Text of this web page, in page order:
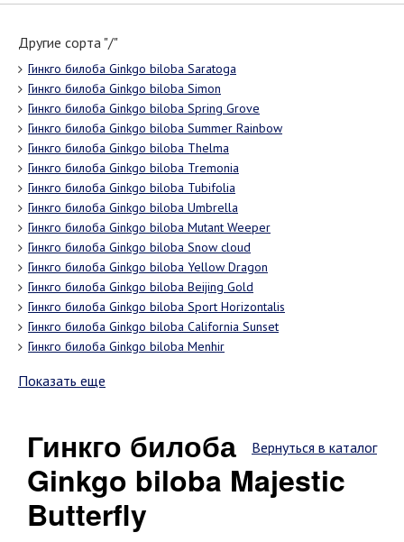
Другие сорта "/"
Гинкго билоба Ginkgo biloba Saratoga
Гинкго билоба Ginkgo biloba Simon
Гинкго билоба Ginkgo biloba Spring Grove
Гинкго билоба Ginkgo biloba Summer Rainbow
Гинкго билоба Ginkgo biloba Thelma
Гинкго билоба Ginkgo biloba Tremonia
Гинкго билоба Ginkgo biloba Tubifolia
Гинкго билоба Ginkgo biloba Umbrella
Гинкго билоба Ginkgo biloba Mutant Weeper
Гинкго билоба Ginkgo biloba Snow cloud
Гинкго билоба Ginkgo biloba Yellow Dragon
Гинкго билоба Ginkgo biloba Beijing Gold
Гинкго билоба Ginkgo biloba Sport Horizontalis
Гинкго билоба Ginkgo biloba California Sunset
Гинкго билоба Ginkgo biloba Menhir
Показать еще
Вернуться в каталог
Гинкго билоба
Ginkgo biloba Majestic
Butterfly